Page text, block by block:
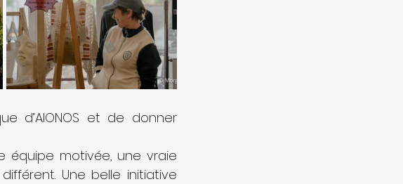
d’AIONOS et de donner
équipe motivée, une vraie
Une belle initiative